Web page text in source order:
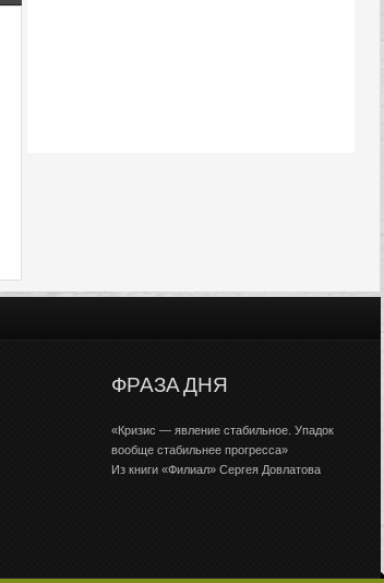
ФРАЗА ДНЯ
«Кризис — явление стабильное. Упадок
вообще стабильнее прогресса»
Из книги «Филиал» Сергея Довлатова